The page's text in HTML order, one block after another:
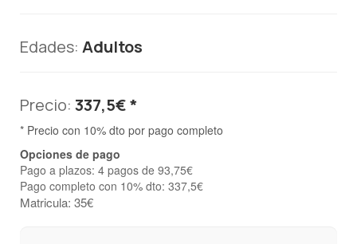
Edades: Adultos
Precio: 337,5€ *
* Precio con 10% dto por pago completo
Opciones de pago
Pago a plazos: 4 pagos de 93,75€
Pago completo con 10% dto: 337,5€
Matricula: 35€